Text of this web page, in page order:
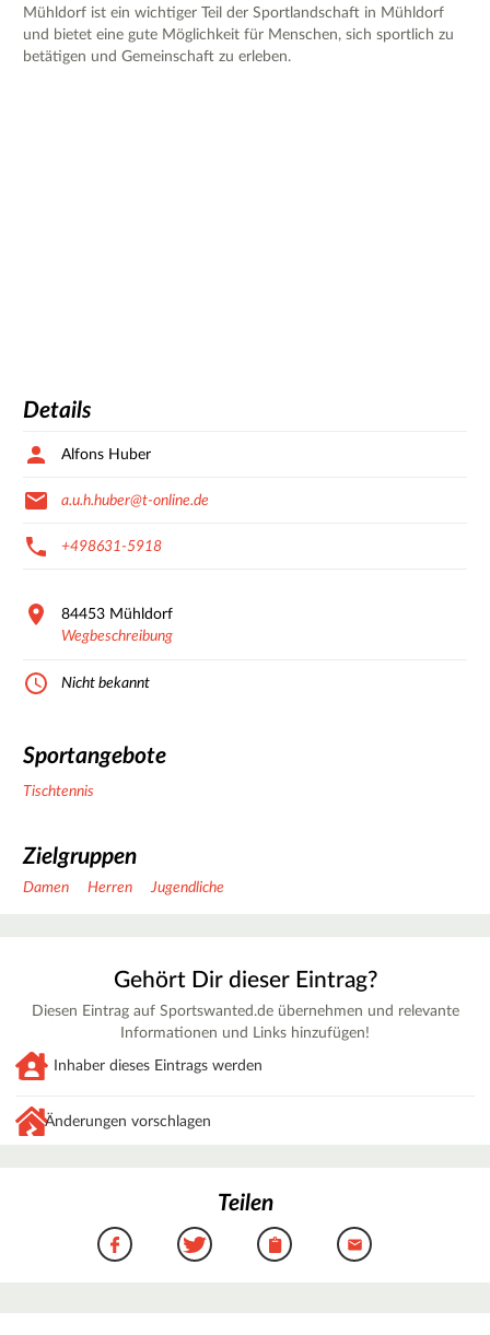
Mühldorf ist ein wichtiger Teil der Sportlandschaft in Mühldorf
und bietet eine gute Möglichkeit für Menschen, sich sportlich zu
betätigen und Gemeinschaft zu erleben.
Details
Alfons Huber
a.u.h.huber@t-online.de
+498631-5918
84453 Mühldorf
Wegbeschreibung
Nicht bekannt
Sportangebote
Tischtennis
Zielgruppen
Damen Herren Jugendliche
Gehört Dir dieser Eintrag?
Diesen Eintrag auf Sportswanted.de übernehmen und relevante
Informationen und Links hinzufügen!
Inhaber dieses Eintrags werden
Änderungen vorschlagen
Teilen